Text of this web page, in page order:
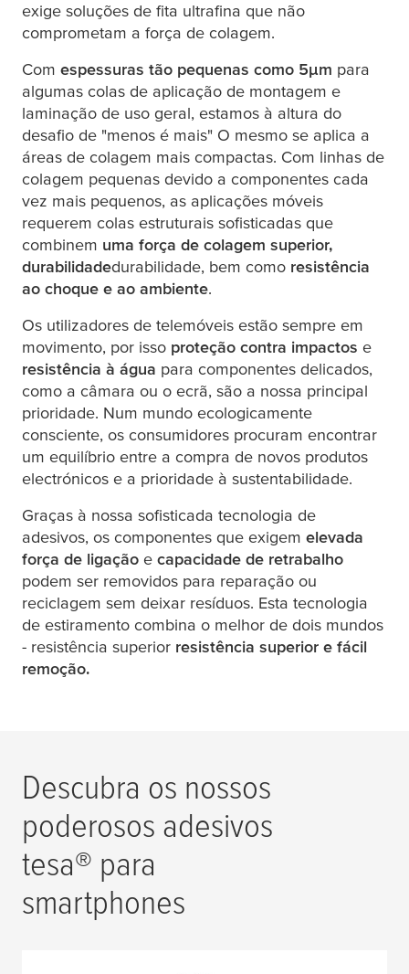
exige soluções de fita ultrafina que não
comprometam a força de colagem.
Com espessuras tão pequenas como 5μm para
algumas colas de aplicação de montagem e
laminação de uso geral, estamos à altura do
desafio de "menos é mais" O mesmo se aplica a
áreas de colagem mais compactas. Com linhas de
colagem pequenas devido a componentes cada
vez mais pequenos, as aplicações móveis
requerem colas estruturais sofisticadas que
combinem uma força de colagem superior,
durabilidadedurabilidade, bem como resistência
ao choque e ao ambiente.
Os utilizadores de telemóveis estão sempre em
movimento, por isso proteção contra impactos e
resistência à água para componentes delicados,
como a câmara ou o ecrã, são a nossa principal
prioridade. Num mundo ecologicamente
consciente, os consumidores procuram encontrar
um equilíbrio entre a compra de novos produtos
electrónicos e a prioridade à sustentabilidade.
Graças à nossa sofisticada tecnologia de
adesivos, os componentes que exigem elevada
força de ligação e capacidade de retrabalho
podem ser removidos para reparação ou
reciclagem sem deixar resíduos. Esta tecnologia
de estiramento combina o melhor de dois mundos
- resistência superior resistência superior e fácil
remoção.
Descubra os nossos
poderosos adesivos
tesa® para
smartphones